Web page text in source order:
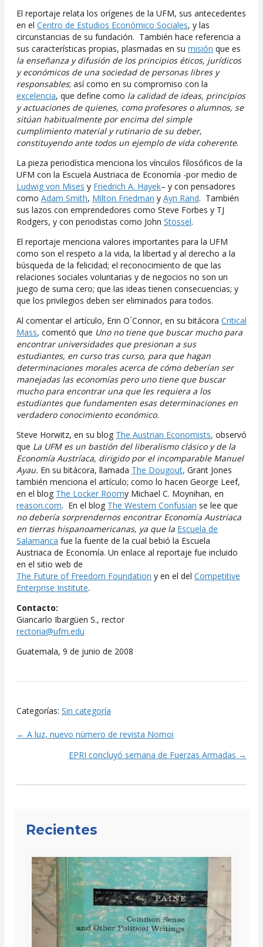
El reportaje relata los orígenes de la UFM, sus antecedentes
en el Centro de Estudios Económico Sociales, y las
circunstancias de su fundación. También hace referencia a
sus características propias, plasmadas en su misión que es
la enseñanza y difusión de los principios éticos, jurídicos
y económicos de una sociedad de personas libres y
responsables; así como en su compromiso con la
excelencia, que define como la calidad de ideas, principios
y actuaciones de quienes, como profesores o alumnos, se
sitúan habitualmente por encima del simple
cumplimiento material y rutinario de su deber,
constituyendo ante todos un ejemplo de vida coherente.
La pieza periodística menciona los vínculos filosóficos de la
UFM con la Escuela Austriaca de Economía -por medio de
Ludwig von Mises y Friedrich A. Hayek– y con pensadores
como Adam Smith, Milton Friedman y Ayn Rand. También
sus lazos con emprendedores como Steve Forbes y TJ
Rodgers, y con periodistas como John Stossel.
El reportaje menciona valores importantes para la UFM
como son el respeto a la vida, la libertad y al derecho a la
búsqueda de la felicidad; el reconocimiento de que las
relaciones sociales voluntarias y de negocios no son un
juego de suma cero; que las ideas tienen consecuencias; y
que los privilegios deben ser eliminados para todos.
Al comentar el artículo, Erin O´Connor, en su bitácora Critical
Mass, comentó que Uno no tiene que buscar mucho para
encontrar universidades que presionan a sus
estudiantes, en curso tras curso, para que hagan
determinaciones morales acerca de cómo deberían ser
manejadas las economías pero uno tiene que buscar
mucho para encontrar una que les requiera a los
estudiantes que fundamenten esas determinaciones en
verdadero conocimiento económico.
Steve Horwitz, en su blog The Austrian Economists, observó
que La UFM es un bastión del liberalismo clásico y de la
Economía Austríaca, dirigido por el incomparable Manuel
Ayau. En su bitácora, llamada The Dougout, Grant Jones
también menciona el artículo; como lo hacen George Leef,
en el blog The Locker Roomy Michael C. Moynihan, en
reason.com. En el blog The Western Confusian se lee que
no debería sorprendernos encontrar Economía Austriaca
en tierras hispanoamericanas, ya que la Escuela de
Salamanca fue la fuente de la cual bebió la Escuela
Austriaca de Economía. Un enlace al reportaje fue incluido
en el sitio web de
The Future of Freedom Foundation y en el del Competitive
Enterprise Institute.
Contacto:
Giancarlo Ibargüen S., rector
rectoria@ufm.edu
Guatemala, 9 de junio de 2008
Categorías: Sin categoría
Posts
navigation
← A luz, nuevo número de revista Nomoi
EPRI concluyó semana de Fuerzas Armadas →
Recientes